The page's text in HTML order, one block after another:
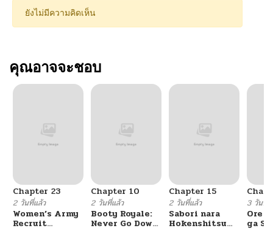
ยังไม่มีความคิดเห็น
คุณอาจจะชอบ
Chapter 23
2 วันที่แล้ว
Women’s Army
Recruit
Chapter 10
2 วันที่แล้ว
Booty Royale:
Never Go Down
Chapter 15
2 วันที่แล้ว
Sabori nara
Hokenshitsu
3 วันที่
Ore
ga